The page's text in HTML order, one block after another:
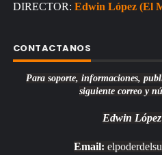
DIRECTOR: Edwin López (El
CONTACTANOS
Para soporte, informaciones,
siguiente correo y
Edwin López
Email: